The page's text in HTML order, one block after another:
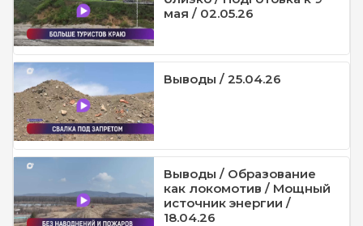
мая / 02.05.26
Выводы / 25.04.26
Выводы / Образование
как локомотив / Мощный
источник энергии /
18.04.26